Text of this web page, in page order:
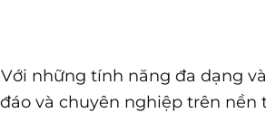
những tính năng đa dạng
và chuyên nghiệp trên nền